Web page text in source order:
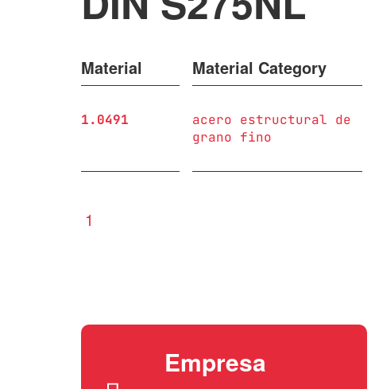
Material Material Category
1.0491
acero estructural de
grano fino
1
Empresa